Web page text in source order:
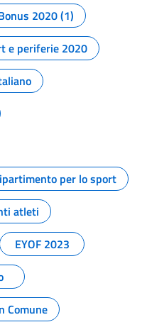
2020 (1)
e periferie 2020
per lo sport
atleti
EYOF 2023
Comune